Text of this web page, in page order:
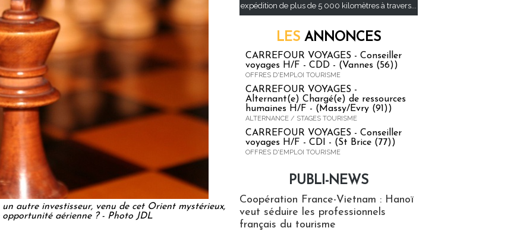
autre investisseur, venu de cet Orient mystérieux,
aérienne ? - Photo JDL
expédition de plus de 5 000 kilomètres à travers...
LES ANNONCES
CARREFOUR VOYAGES - Conseiller
voyages H/F - CDD - (Vannes (56))
OFFRES D'EMPLOI TOURISME
CARREFOUR VOYAGES -
Alternant(e) Chargé(e) de ressources
humaines H/F - (Massy/Evry (91))
ALTERNANCE / STAGES TOURISME
CARREFOUR VOYAGES - Conseiller
voyages H/F - CDI - (St Brice (77))
OFFRES D'EMPLOI TOURISME
PUBLI-NEWS
Coopération France-Vietnam : Hanoï
veut séduire les professionnels
français du tourisme